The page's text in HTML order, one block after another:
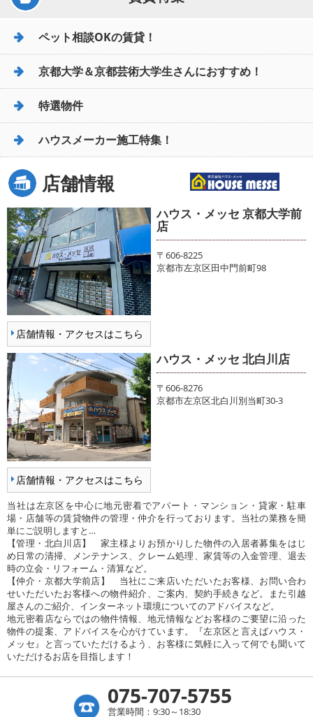
ペット相談OKの賃貸！
京都大学＆京都芸術大学生さんにおすすめ！
特選物件
ハウスメーカー施工特集！
店舗情報
店舗情報・アクセスはこちら
ハウス・メッセ 京都大学前
店
〒606-8225
京都市左京区田中門前町98
店舗情報・アクセスはこちら
ハウス・メッセ 北白川店
〒606-8276
京都市左京区北白川別当町30-3
当社は左京区を中心に地元密着でアパート・マンション・貸家・駐車
場・店舗等の賃貸物件の管理・仲介を行っております。当社の業務を簡
単にご説明しますと…
【管理・北白川店】 家主様よりお預かりした物件の入居者募集をはじ
め日常の清掃、メンテナンス、クレーム処理、家賃等の入金管理、退去
時の立会・リフォーム・清算など。
【仲介・京都大学前店】 当社にご来店いただいたお客様、お問い合わ
せいただいたお客様への物件紹介、ご案内、契約手続きなど。また引越
屋さんのご紹介、インターネット環境についてのアドバイスなど。
地元密着店ならではの物件情報、地元情報などお客様のご要望に沿った
物件の提案、アドバイスを心がけています。『左京区と言えばハウス・
メッセ』と言っていただけるよう、お客様に気軽に入って何でも聞いて
いただけるお店を目指します！
075-707-5755
営業時間：9:30～18:30